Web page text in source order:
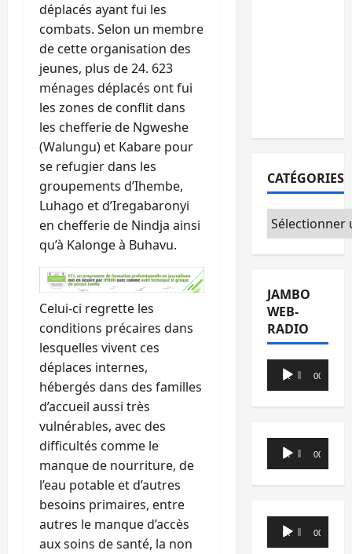
déplacés ayant fui les
combats. Selon un membre
de cette organisation des
jeunes, plus de 24. 623
ménages déplacés ont fui
les zones de conflit dans
les chefferie de Ngweshe
(Walungu) et Kabare pour
se refugier dans les
groupements d’Ihembe,
Luhago et d’Iregabaronyi
en chefferie de Nindja ainsi
qu’à Kalonge à Buhavu.
Celui-ci regrette les
conditions précaires dans
lesquelles vivent ces
déplaces internes,
hébergés dans des familles
d’accueil aussi très
vulnérables, avec des
difficultés comme le
manque de nourriture, de
l’eau potable et d’autres
besoins primaires, entre
autres le manque d’accès
aux soins de santé, la non
CATÉGORIES
Catégories
JAMBO
WEB-
RADIO
Lecteur
audio
00:00 00:00
Lecteur
audio
00:00 00:00
Lecteur
audio
00:00 00:00